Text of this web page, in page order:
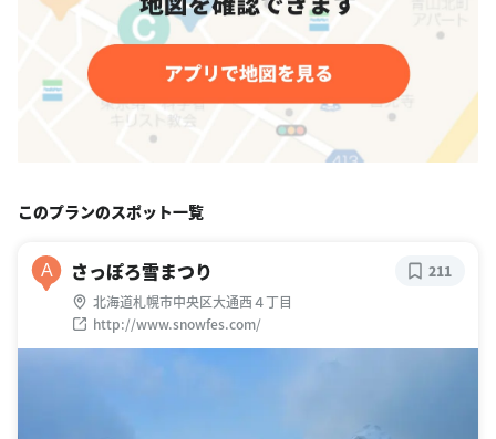
このプランのスポット一覧
A さっぽろ雪まつり
北海道札幌市中央区大通西４丁目
http://www.snowfes.com/
211